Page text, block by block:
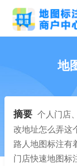
地
摘要 个人门店
改地址怎么弄这
路人地图标注有
门店快速地图标